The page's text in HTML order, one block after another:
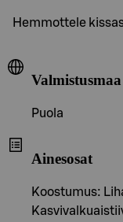
Hemmottele
Valmistusmaa
Puola
Ainesosat
Koostumus: